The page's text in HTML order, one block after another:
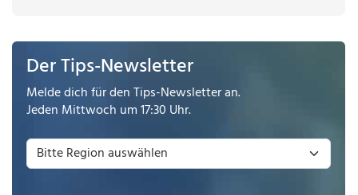
Der Tips-Newsletter
Melde dich für den Tips-Newsletter an.
Jeden Mittwoch um 17:30 Uhr.